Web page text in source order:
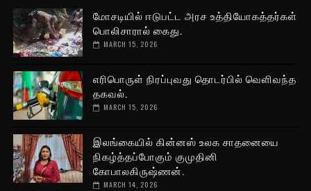
மோசடியில் ஈடுபட்ட அரச உத்தியோகத்தர்கள்
பொலிசாரால் கைது.
MARCH 15, 2026
எரிபொருள் நிரப்புவது தொடர்பில் வெளிவந்த
தகவல்.
MARCH 15, 2026
இலங்கையில் கின்னஸ் உலக சாதனையை
நிகழ்த்தப்போகும் குமுதினி
கோபாலகிருஷ்ணன்.
MARCH 14, 2026